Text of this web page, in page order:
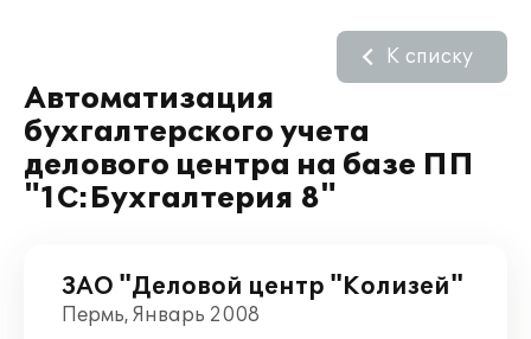
Автоматизация
бухгалтерского учета
делового центра на базе ПП
"1С:Бухгалтерия 8"
К списку
ЗАО "Деловой центр "Колизей"
Пермь, Январь 2008